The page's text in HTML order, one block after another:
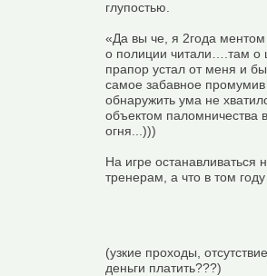
глупостью.
«Да вы че, я 2года ментом
о полиции читали….там о
прапор устал от меня и
самое забавное промумив
обнаружить ума не
объектом паломничества
огня...)))
На игре останавливаться
тренерам, а что в том
(узкие проходы,
деньги платить???)